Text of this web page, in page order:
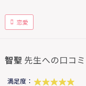
恋愛
智聖 先生への口コミ
満足度：